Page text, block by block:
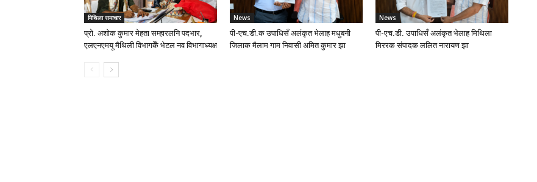
मिथिला समाचार
प्रो. अशोक कुमार मेहता सम्हारलनि पदभार,
एलएनएमयू मैथिली विभागकेँ भेटल नव विभागाध्यक्ष
News
पी-एच.डी.क उपाधिसँ अलंकृत भेलाह मधुबनी
जिलाक मैलाम गाम निवासी अमित कुमार झा
News
पी-एच.डी. उपाधिसँ अलंकृत भेलाह मिथिला
मिररक संपादक ललित नारायण झा